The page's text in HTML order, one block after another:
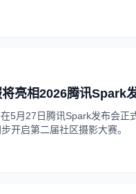
亮相2026腾讯Spark
5月27日腾讯Spark发布会
开启第二届社区摄影大赛。